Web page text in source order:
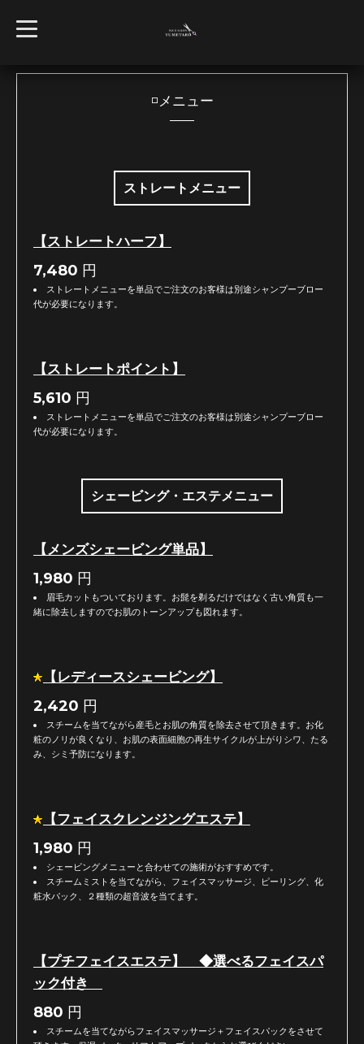
t
o
l
◽️メニュー
ストレートメニュー
【ストレートハーフ】
7,480 円
ストレートメニューを単品でご注文のお客様は別途シャンプーブロー
代が必要になります。
【ストレートポイント】
5,610 円
ストレートメニューを単品でご注文のお客様は別途シャンプーブロー
代が必要になります。
シェービング・エステメニュー
【メンズシェービング単品】
1,980 円
眉毛カットもついております。お髭を剃るだけではなく古い角質も一
緒に除去しますのでお肌のトーンアップも図れます。
【レディースシェービング】
2,420 円
スチームを当てながら産毛とお肌の角質を除去させて頂きます。お化
粧のノリが良くなり、お肌の表面細胞の再生サイクルが上がりシワ、たる
み、シミ予防になります。
【フェイスクレンジングエステ】
1,980 円
シェービングメニューと合わせての施術がおすすめです。
スチームミストを当てながら、フェイスマッサージ、ピーリング、化
粧水パック、２種類の超音波を当てます。
【プチフェイスエステ】 ◆選べるフェイスパ
ック付き
880 円
スチームを当てながらフェイスマッサージ＋フェイスパックをさせて